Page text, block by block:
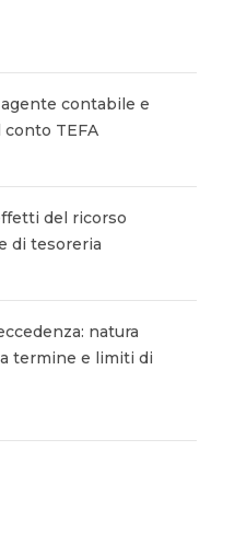
contabile e
conto TEFA
del ricorso
di tesoreria
natura
termine e limiti di